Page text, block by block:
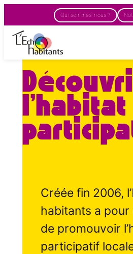
au
contenu
Qui sommes-nous ?
l’habitat
Créée fin 2006,
habitants a
de promouvoir
participatif